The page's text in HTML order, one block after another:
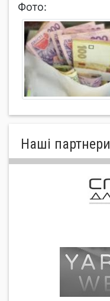
Фото:
Нашi партнери